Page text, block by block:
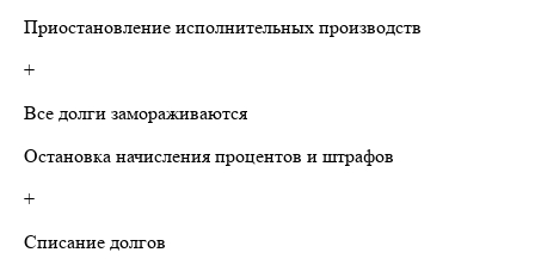
Приостановление исполнительных производств
+
Все долги замораживаются
Остановка начисления процентов и штрафов
+
Списание долгов